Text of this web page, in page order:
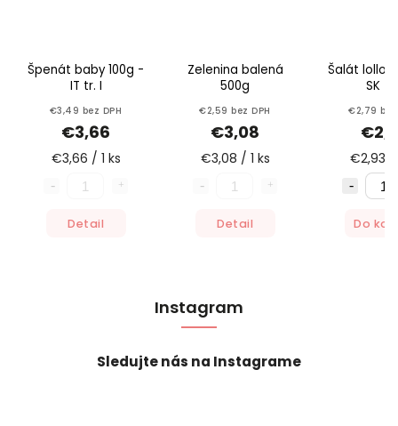
Špenát baby 100g -
IT tr. I
€3,49 bez DPH
€3,66
€3,66 / 1 ks
Detail
Zelenina balená
500g
€2,59 bez DPH
€3,08
€3,08 / 1 ks
Detail
Šalát lollo
SK
€2,79 bez
€2,93 /
Do
Instagram
Sledujte nás na Instagrame